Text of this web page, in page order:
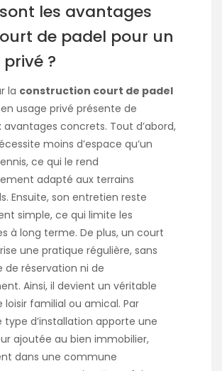
les avantages
de padel pour un
?
la construction court de padel
en usage privé présente de
concrets. Tout d’abord,
moins d’espace qu’un
ce qui le rend
adapté aux terrains
Ensuite, son entretien reste
simple, ce qui limite les
à long terme. De plus, un court
une pratique régulière, sans
de réservation ni de
Ainsi, il devient un véritable
loisir familial ou amical. Par
type d’installation apporte une
ajoutée au bien immobilier,
dans une commune